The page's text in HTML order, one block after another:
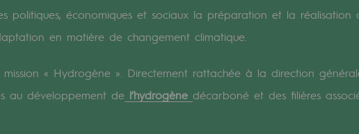
politiques, économiques et sociaux la préparation et la réalisation
en matière de changement climatique.
mission « Hydrogène ». Directement rattachée à la direction
au développement de l’hydrogène décarboné et des filières